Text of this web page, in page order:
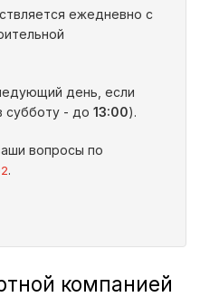
ежедневно с
день, если
субботу - до 13:00).
вопросы по
.
компанией